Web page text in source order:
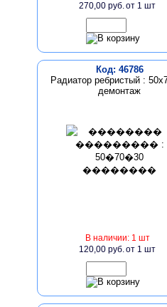
270,00 руб.от 1 шт
Код: 46786
Радиатор ребристый :
демонтаж
В наличии: 1 шт
120,00 руб.от 1 шт